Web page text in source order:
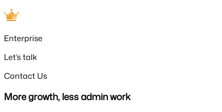
Enterprise
Let’s talk
Contact Us
More growth, less admin work